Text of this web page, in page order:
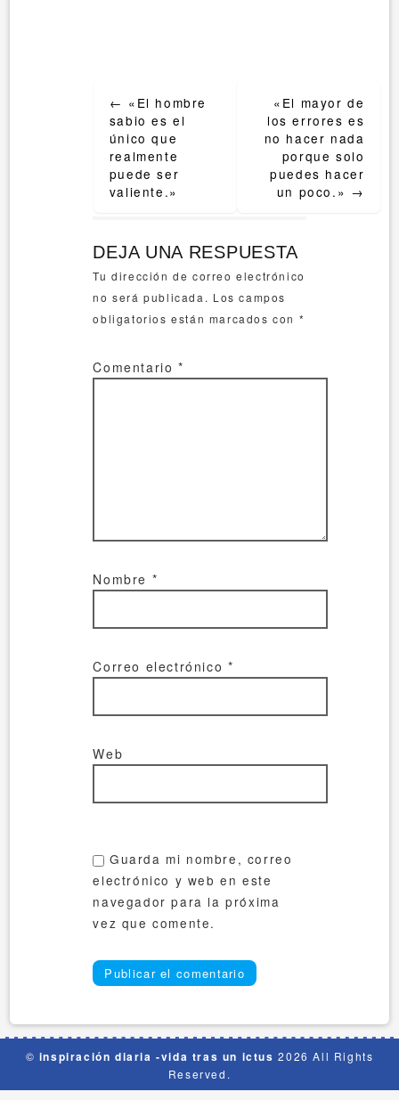
navigation
← «El hombre
sabio es el
único que
realmente
puede ser
valiente.»
«El mayor de
los errores es
no hacer nada
porque solo
puedes hacer
un poco.» →
DEJA UNA RESPUESTA
Tu dirección de correo electrónico
no será publicada. Los campos
obligatorios están marcados con *
Comentario*
Nombre *
Correo electrónico *
Web
Guarda mi nombre, correo
electrónico y web en este
navegador para la próxima
vez que comente.
© inspiración diaria -vida tras un ictus 2026 All Rights
Reserved.